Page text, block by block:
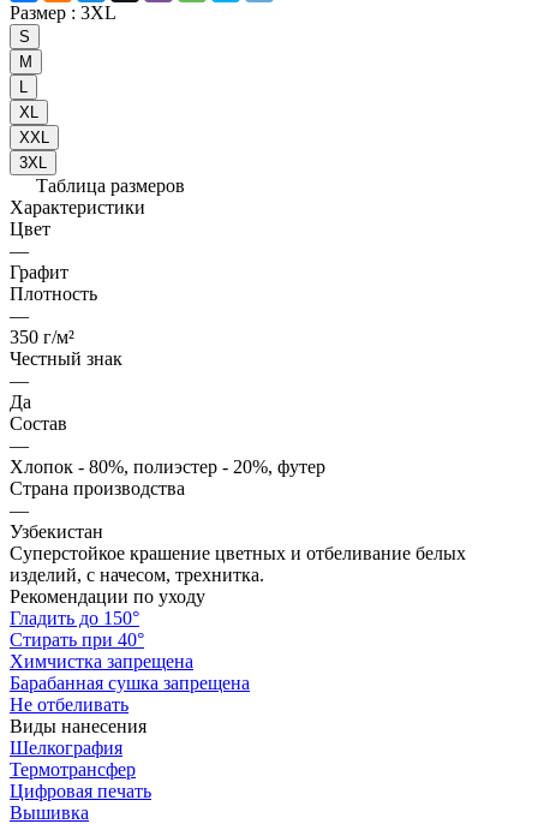
Размер : 3XL
S
M
L
XL
XXL
3XL
Таблица размеров
Характеристики
Цвет
—
Графит
Плотность
—
350 г/м²
Честный знак
—
Да
Состав
—
Хлопок - 80%, полиэстер - 20%, футер
Страна производства
—
Узбекистан
Суперстойкое крашение цветных и отбеливание белых
изделий, с начесом, трехнитка.
Рекомендации по уходу
Гладить до 150°
Стирать при 40°
Химчистка запрещена
Барабанная сушка запрещена
Не отбеливать
Виды нанесения
Шелкография
Термотрансфер
Цифровая печать
Вышивка